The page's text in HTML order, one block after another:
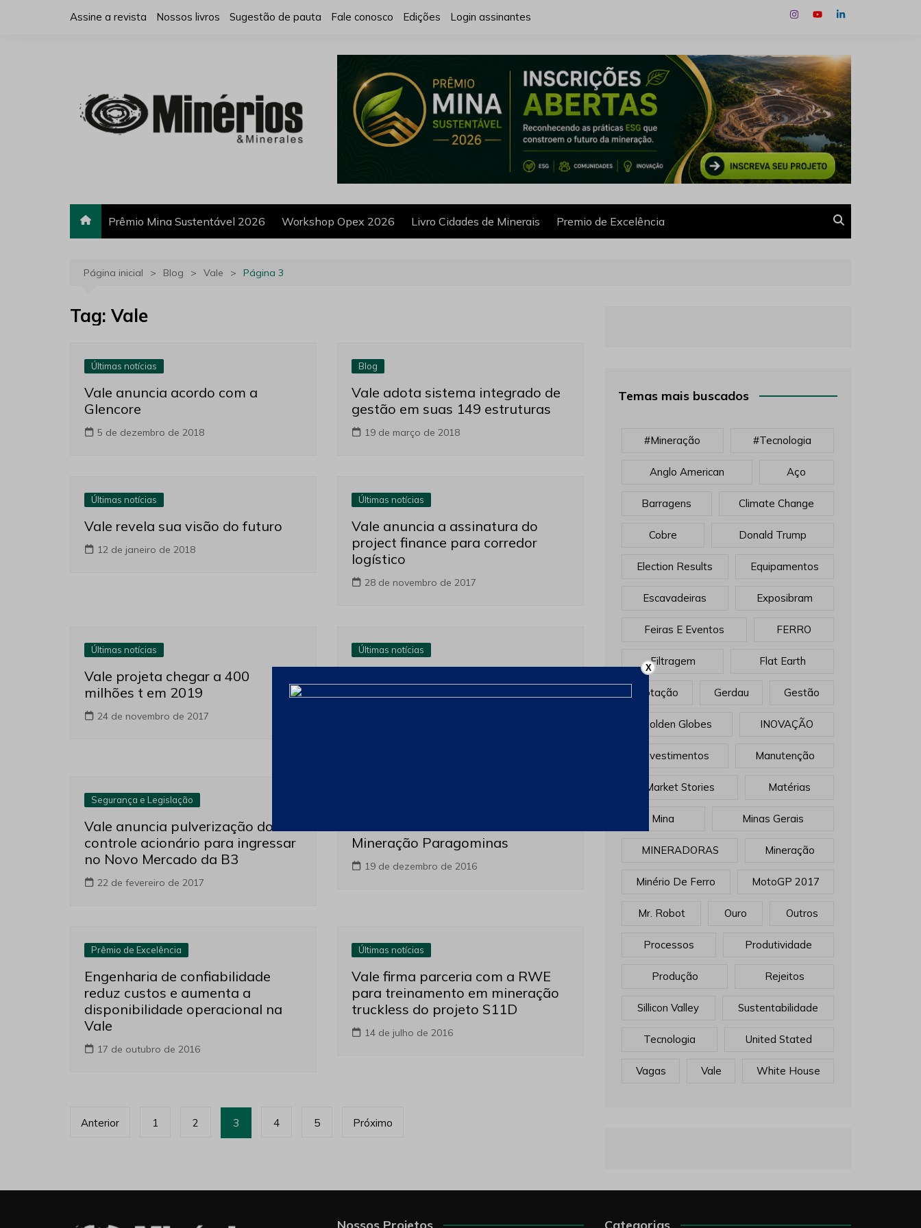
Assine a revista Nossos livros Sugestão de pauta Fale conosco Edições Login assinantes
Prêmio Mina Sustentável 2026 Workshop Opex 2026 Livro Cidades de Minerais Premio de Excelência
Página inicial Blog Vale Página 3
Tag: Vale
Últimas notícias
Vale anuncia acordo com a
Glencore
5 de dezembro de 2018
Blog
Vale adota sistema integrado de
gestão em suas 149 estruturas
19 de março de 2018
Últimas notícias
Vale revela sua visão do futuro
12 de janeiro de 2018
Últimas notícias
Vale anuncia a assinatura do
project finance para corredor
logístico
28 de novembro de 2017
Últimas notícias
Vale projeta chegar a 400
milhões t em 2019
24 de novembro de 2017
Últimas notícias
Segurança e Legislação
Vale anuncia pulverização do
controle acionário para ingressar
no Novo Mercado da B3
22 de fevereiro de 2017
Mineração Paragominas
19 de dezembro de 2016
Prêmio de Excelência
Engenharia de confiabilidade
reduz custos e aumenta a
disponibilidade operacional na
Vale
17 de outubro de 2016
Últimas notícias
Vale firma parceria com a RWE
para treinamento em mineração
truckless do projeto S11D
14 de julho de 2016
Paginação
Anterior 1 2 3 4 5 Próximo
Temas mais buscados
#mineração #tecnologia
Anglo American Aço
Barragens Climate Change
Cobre Donald Trump
Election Results Equipamentos
Escavadeiras Exposibram
Feiras E Eventos FERRO
Filtragem Flat Earth
Flotação Gerdau Gestão
Golden Globes INOVAÇÃO
Investimentos Manutenção
Market Stories Matérias
Mina Minas Gerais
MINERADORAS Mineração
Minério De Ferro MotoGP 2017
Mr. Robot Ouro Outros
Processos Produtividade
Produção Rejeitos
Sillicon Valley Sustentabilidade
Tecnologia United Stated
Vagas Vale White House
Nossos Projetos Categorias
X